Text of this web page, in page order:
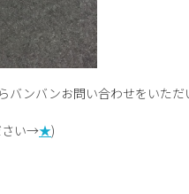
バンバンお問い合わせをいた
さい→★)